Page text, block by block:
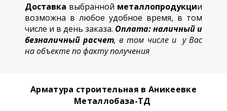
Доставка выбранной металлопродукции
возможна в любое удобное время, в том
числе и в день заказа. Оплата: наличный и
безналичный расчет, в том числе и у Вас
на объекте по факту получения
Арматура строительная в Аникеевке
Металлобаза-ТД